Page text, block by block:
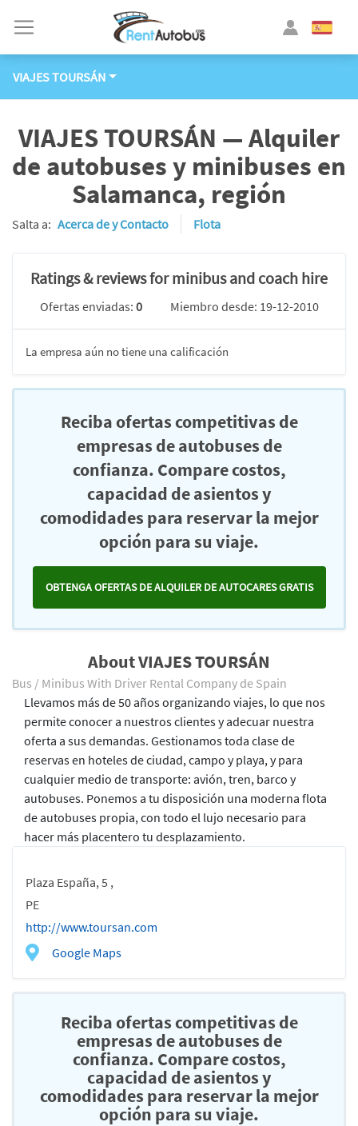
VIAJES TOURSÁN
VIAJES TOURSÁN — Alquiler
de autobuses y minibuses en
Salamanca, región
Salta a: Acerca de y Contacto Flota
Ratings & reviews for minibus and coach hire
Ofertas enviadas: 0 Miembro desde: 19-12-2010
La empresa aún no tiene una calificación
Reciba ofertas competitivas de
empresas de autobuses de
confianza. Compare costos,
capacidad de asientos y
comodidades para reservar la mejor
opción para su viaje.
OBTENGA OFERTAS DE ALQUILER DE AUTOCARES GRATIS
About VIAJES TOURSÁN
Bus / Minibus With Driver Rental Company de Spain
Plaza España, 5 ,
PE
http://www.toursan.com
Google Maps
Llevamos más de 50 años organizando viajes, lo que nos
permite conocer a nuestros clientes y adecuar nuestra
oferta a sus demandas. Gestionamos toda clase de
reservas en hoteles de ciudad, campo y playa, y para
cualquier medio de transporte: avión, tren, barco y
autobuses. Ponemos a tu disposición una moderna flota
de autobuses propia, con todo el lujo necesario para
hacer más placentero tu desplazamiento.
Reciba ofertas competitivas de
empresas de autobuses de
confianza. Compare costos,
capacidad de asientos y
comodidades para reservar la mejor
opción para su viaje.